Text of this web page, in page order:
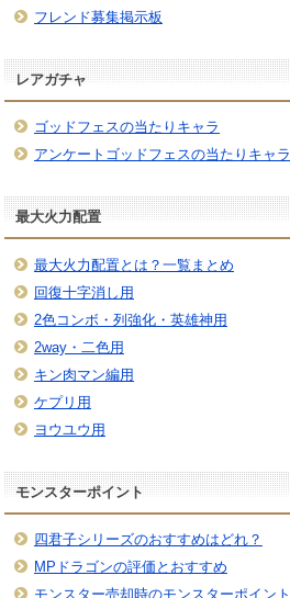
フレンド募集掲示板
レアガチャ
ゴッドフェスの当たりキャラ
アンケートゴッドフェスの当たりキャラ
最大火力配置
最大火力配置とは？一覧まとめ
回復十字消し用
2色コンボ・列強化・英雄神用
2way・二色用
キン肉マン編用
ケプリ用
ヨウユウ用
モンスターポイント
四君子シリーズのおすすめはどれ？
MPドラゴンの評価とおすすめ
モンスター売却時のモンスターポイント